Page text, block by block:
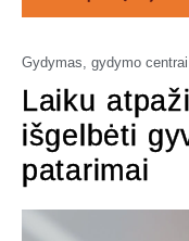
Gydymas, gydymo centrai
Laiku
išgelbėti
patarimai